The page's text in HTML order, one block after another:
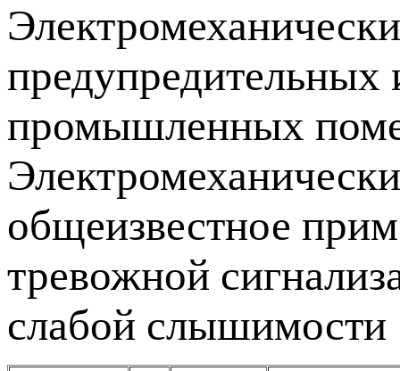
предупредительных
промышленных
общеизвестное
тревожной
слабой слышимости